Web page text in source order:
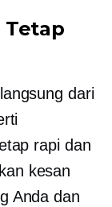
Tetap
dari
rapi dan
kesan
Anda dan